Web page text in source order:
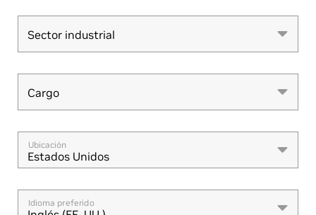
Sector industrial
Sector industrial
Cargo
Cargo
Ubicación
Estados Unidos
Idioma preferido